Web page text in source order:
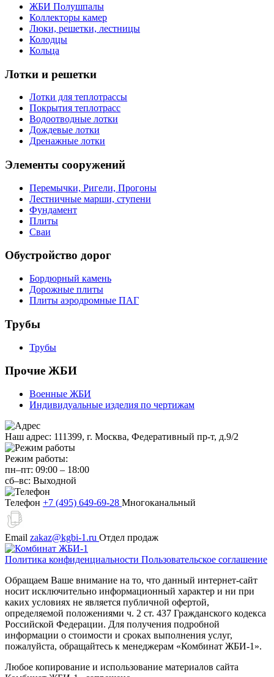
ЖБИ Полушпалы
Коллекторы камер
Люки, решетки, лестницы
Колодцы
Кольца
Лотки и решетки
Лотки для теплотрассы
Покрытия теплотрасс
Водоотводные лотки
Дождевые лотки
Дренажные лотки
Элементы сооружений
Перемычки, Ригели, Прогоны
Лестничные марши, ступени
Фундамент
Плиты
Сваи
Обустройство дорог
Бордюрный камень
Дорожные плиты
Плиты аэродромные ПАГ
Трубы
Трубы
Прочие ЖБИ
Военные ЖБИ
Индивидуальные изделия по чертижам
Наш адрес: 111399, г. Москва, Федеративный пр-т, д.9/2
Режим работы:
пн–пт: 09:00 – 18:00
сб–вс: Выходной
Телефон +7 (495) 649-69-28 Многоканальный
Email zakaz@kgbi-1.ru Отдел продаж
Политика конфиденциальности Пользовательское соглашение
Обращаем Ваше внимание на то, что данный интернет-сайт
носит исключительно информационный характер и ни при
каких условиях не является публичной офертой,
определяемой положениями ч. 2 ст. 437 Гражданского кодекса
Российской Федерации. Для получения подробной
информации о стоимости и сроках выполнения услуг,
пожалуйста, обращайтесь к менеджерам «Комбинат ЖБИ-1».
Любое копирование и использование материалов сайта